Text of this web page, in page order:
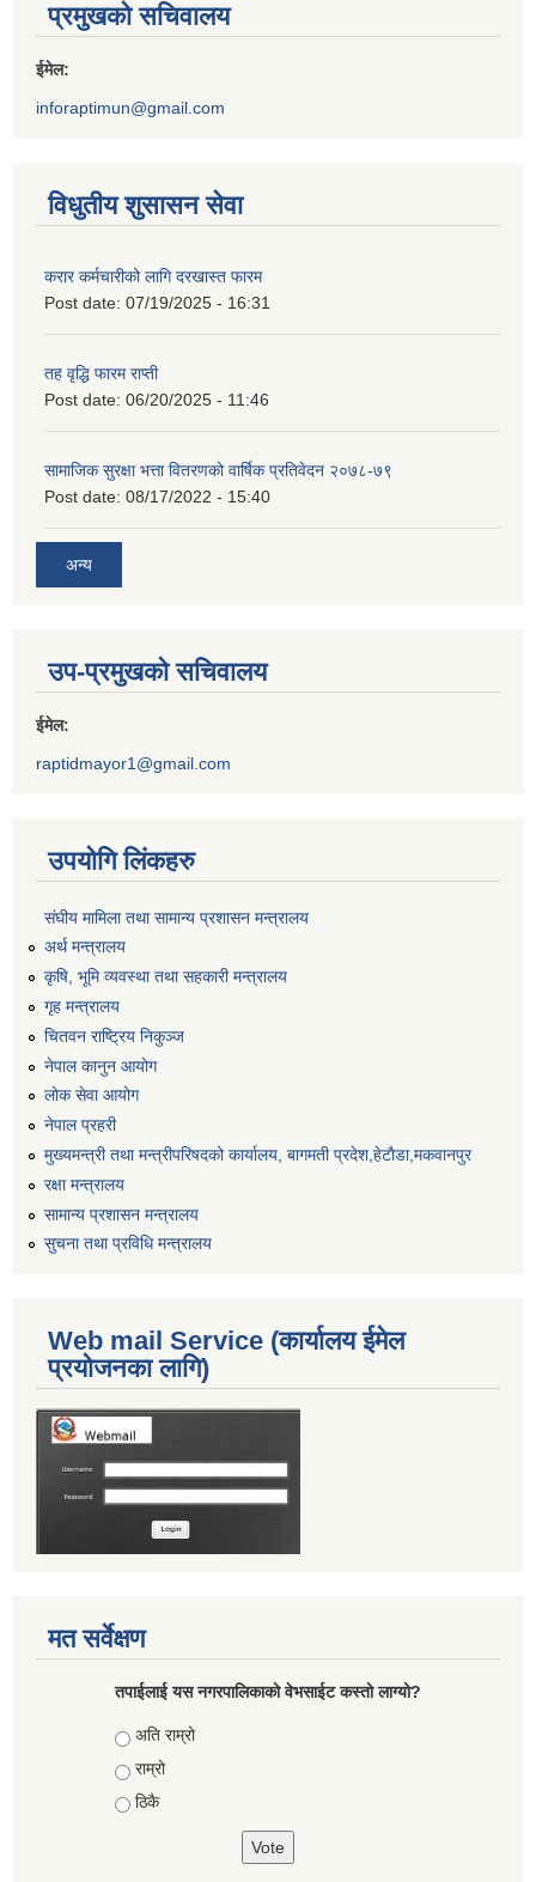
प्रमुखको सचिवालय
ईमेल:
inforaptimun@gmail.com
विधुतीय शुसासन सेवा
करार कर्मचारीको लागि दरखास्त फारम
Post date: 07/19/2025 - 16:31
तह वृद्धि फारम राप्ती
Post date: 06/20/2025 - 11:46
सामाजिक सुरक्षा भत्ता वितरणको वार्षिक प्रतिवेदन २०७८-७९
Post date: 08/17/2022 - 15:40
अन्य
उप-प्रमुखको सचिवालय
ईमेल:
raptidmayor1@gmail.com
उपयोगि लिंकहरु
संघीय मामिला तथा सामान्य प्रशासन मन्त्रालय
अर्थ मन्त्रालय
कृषि, भूमि व्यवस्था तथा सहकारी मन्त्रालय
गृह मन्त्रालय
चितवन राष्ट्रिय निकुञ्ज
नेपाल कानुन आयोग
लोक सेवा आयोग
नेपाल प्रहरी
मुख्यमन्त्री तथा मन्त्रीपरिषदको कार्यालय, बागमती प्रदेश,हेटाैडा,मकवानपुर
रक्षा मन्त्रालय
सामान्य प्रशासन मन्त्रालय
सुचना तथा प्रविधि मन्त्रालय
Web mail Service (कार्यालय ईमेल
प्रयोजनका लागि)
मत सर्वेक्षण
तपाईलाई यस नगरपालिकाको वेभसाईट कस्तो लाग्यो?
Choices
अति राम्रो
राम्रो
ठिकै